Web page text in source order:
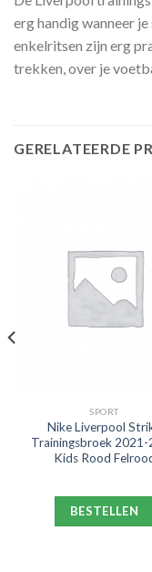
erg handig wanneer
enkelritsen zijn erg
trekken, over je
GERELATEERDE
SPORT
Nike Liverpool
Trainingsbroek 2021-
Kids Rood
BESTELLEN